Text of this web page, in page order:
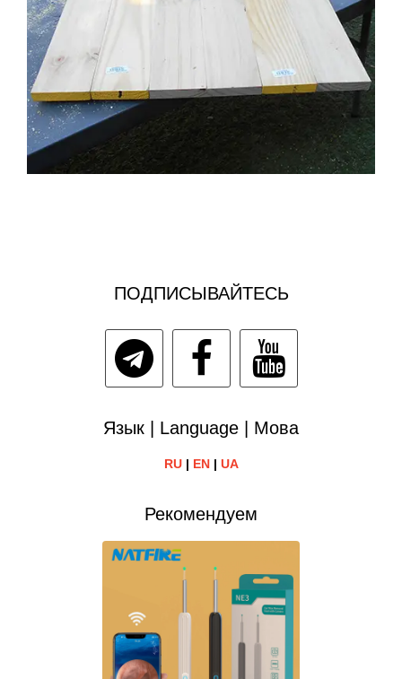
ПОДПИСЫВАЙТЕСЬ
Язык | Language | Мова
RU| EN| UA
Рекомендуем